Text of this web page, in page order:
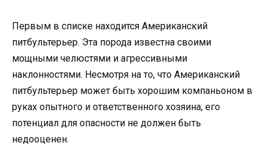
Первым в списке находится Американский
питбультерьер. Эта порода известна своими
мощными челюстями и агрессивными
наклонностями. Несмотря на то, что Американский
питбультерьер может быть хорошим компаньоном в
руках опытного и ответственного хозяина, его
потенциал для опасности не должен быть
недооценен.